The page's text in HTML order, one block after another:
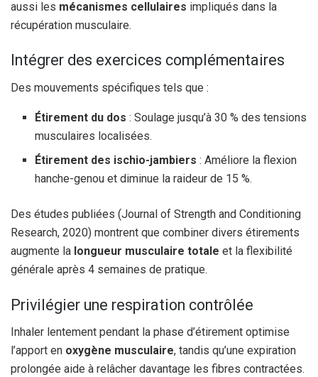
aussi les mécanismes cellulaires impliqués dans la
récupération musculaire.
Intégrer des exercices complémentaires
Des mouvements spécifiques tels que :
Étirement du dos : Soulage jusqu’à 30 % des tensions
musculaires localisées.
Étirement des ischio-jambiers : Améliore la flexion
hanche-genou et diminue la raideur de 15 %.
Des études publiées (Journal of Strength and Conditioning
Research, 2020) montrent que combiner divers étirements
augmente la longueur musculaire totale et la flexibilité
générale après 4 semaines de pratique.
Privilégier une respiration contrôlée
Inhaler lentement pendant la phase d’étirement optimise
l’apport en oxygène musculaire, tandis qu’une expiration
prolongée aide à relâcher davantage les fibres contractées.